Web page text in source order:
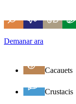
Demanar ara
Cacauets
Crustacis